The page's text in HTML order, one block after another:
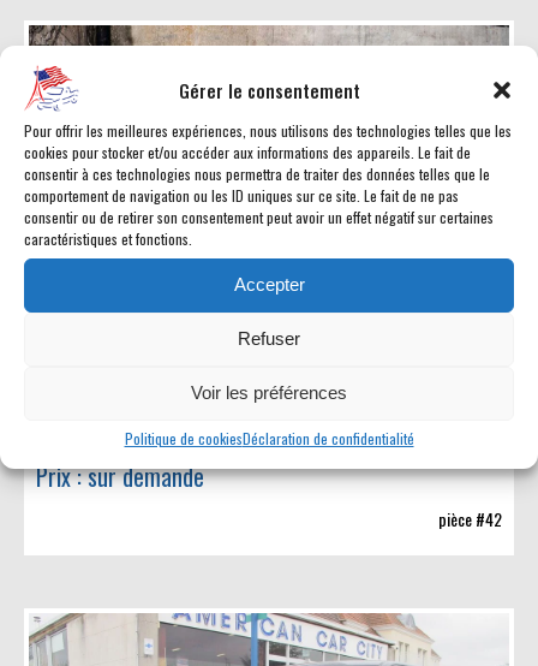
Gérer le consentement
Pour offrir les meilleures expériences, nous utilisons des technologies telles que les
cookies pour stocker et/ou accéder aux informations des appareils. Le fait de
consentir à ces technologies nous permettra de traiter des données telles que le
comportement de navigation ou les ID uniques sur ce site. Le fait de ne pas
consentir ou de retirer son consentement peut avoir un effet négatif sur certaines
caractéristiques et fonctions.
Accepter
Refuser
Voir les préférences
Politique de cookiesDéclaration de confidentialité
Kit Réhausse 15cm
Prix : sur demande
pièce #42